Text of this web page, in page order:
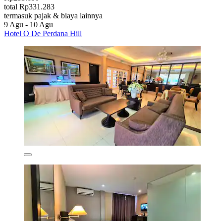
total Rp331.283
termasuk pajak & biaya lainnya
9 Agu - 10 Agu
Hotel O De Perdana Hill